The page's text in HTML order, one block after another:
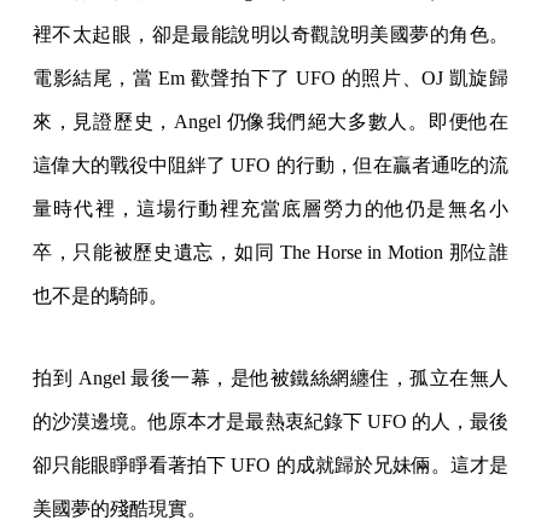
裡不太起眼，卻是最能說明以奇觀說明美國夢的角色。
電影結尾，當 Em 歡聲拍下了 UFO 的照片、OJ 凱旋歸
來，見證歷史，Angel 仍像我們絕大多數人。即便他在
這偉大的戰役中阻絆了 UFO 的行動，但在贏者通吃的流
量時代裡，這場行動裡充當底層勞力的他仍是無名小
卒，只能被歷史遺忘，如同 The Horse in Motion 那位誰
也不是的騎師。
拍到 Angel 最後一幕，是他被鐵絲網纏住，孤立在無人
的沙漠邊境。他原本才是最熱衷紀錄下 UFO 的人，最後
卻只能眼睜睜看著拍下 UFO 的成就歸於兄妹倆。這才是
美國夢的殘酷現實。